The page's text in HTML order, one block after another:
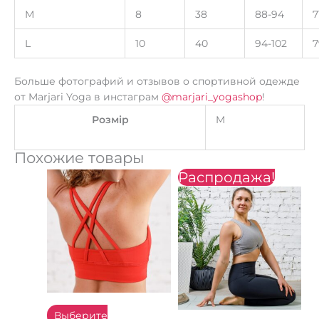
M 8 38 88-94
L 10 40 94-102
Больше фотографий и отзывов о спортивной одежде
от Marjari Yoga в инстаграм @marjari_yogashop!
Розмір
M
Похожие товары
Выберите
Этот
товар
имеет
несколько
вариаций.
Опции
можно
выбрать
Распродажа!
Этот
товар
имеет
несколько
вариаций.
Опции
можно
выбрать
на
Первоначальная
цена
составляла
650 ₴.
Текущая
цена:
300 ₴.